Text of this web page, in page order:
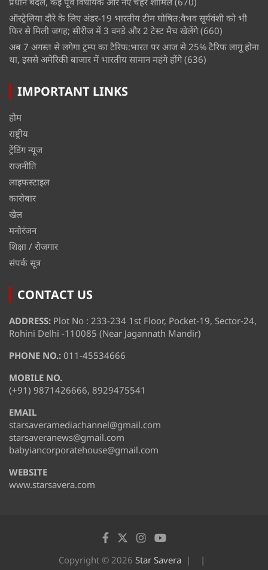
ऑस्ट्रेलिया दौरे के लिए अंडर-19 भारतीय टीम घोषित:वैभव सूर्यवंशी को भी
फिर से मिली जगह; सीरीज में 3 वनडे और 2 टेस्ट मैच खेलेंगे (660)
अब 7 अगस्त से लगेगा ट्रम्प का टैरिफ:भारत पर आज से 25% टैरिफ लागू होना
था, इससे अमेरिकी बाजार में भारतीय सामान महंगे होंगे (636)
IMPORTANT LINKS
होम
राष्ट्रीय
ट्रेंडिंग न्यूज
राजनीति
लाइफस्टाइल
कारोबार
खेल
मनोरंजन
शिक्षा / रोजगार
संपर्क सूत्र
CONTACT US
ADDRESS: Plot No : 233-234 1st Floor, Pocket-19, Sector-24,
Rohini Delhi -110085 (Near Jagannath Mandir)
PHONE NO.: 011-45534666
MOBILE NO.
(+91) 9871426666, 8929475541
EMAIL
starsaveramediachannel@gmail.com
starsaveranews@gmail.com
babyiancorporatehouse@gmail.com
WEBSITE
www.starsavera.com
Copyright © 2026 Star Savera